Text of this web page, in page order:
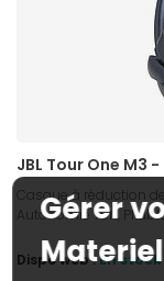
JBL Tour One M3 -
Casque à réduction
Autonomie 70h,
Dispo web :En stock
Gérer